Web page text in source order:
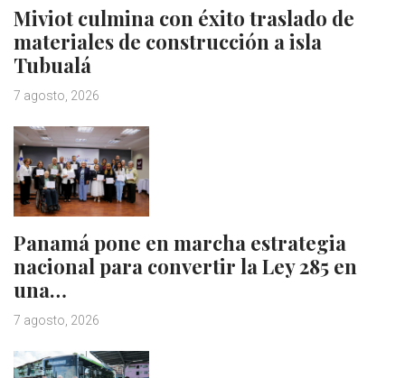
Miviot culmina con éxito traslado de
materiales de construcción a isla
Tubualá
7 agosto, 2026
Panamá pone en marcha estrategia
nacional para convertir la Ley 285 en
una…
7 agosto, 2026